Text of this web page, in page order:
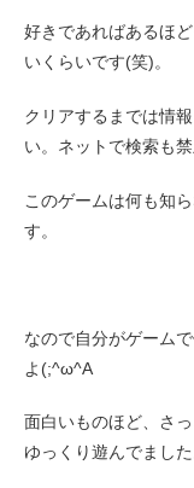
好きであればあるほ
いくらいです(笑)。
クリアするまでは情
い。ネットで検索も禁
このゲームは何も知
す。
なので自分がゲーム
よ(;^ω^A
面白いものほど、さ
ゆっくり遊んでました